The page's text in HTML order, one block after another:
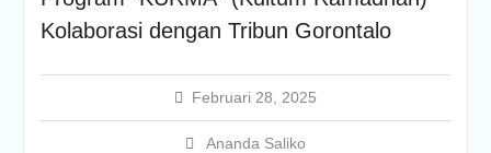
untuk Memperkuat Sinergi
Sivitas Akademika
Kolaborasi dengan Tribun Gorontalo
Februari 28, 2025
Ananda Saliko